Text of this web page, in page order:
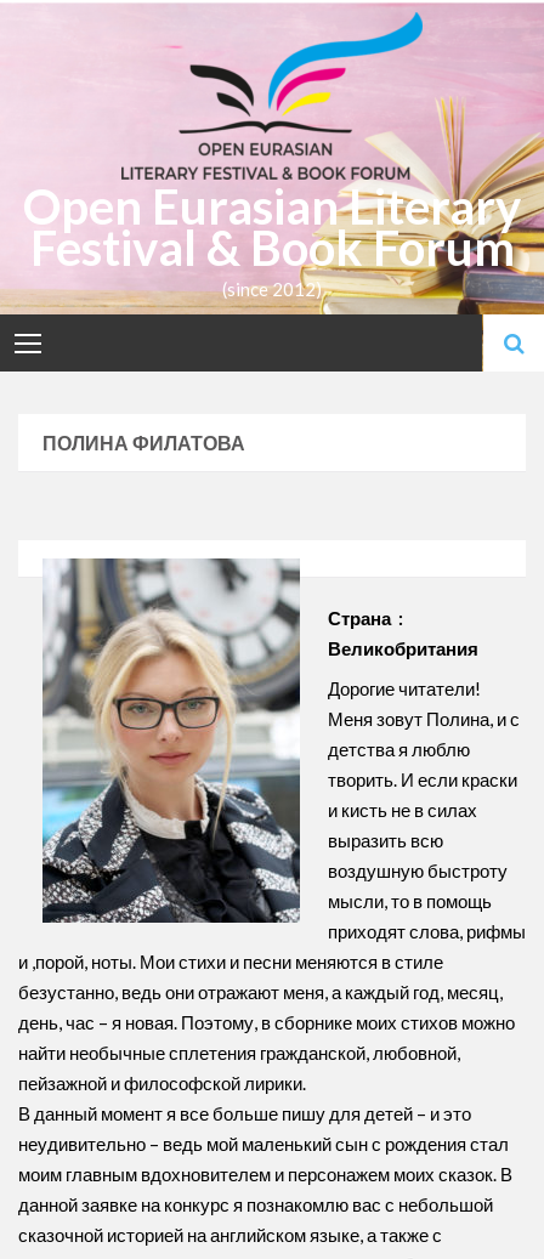
Open Eurasian Literary
Festival & Book Forum
(since 2012)
ПОЛИНА ФИЛАТОВА
Страна :
Великобритания
Дорогие читатели!
Меня зовут Полина, и с
детства я люблю
творить. И если краски
и кисть не в силах
выразить всю
воздушную быстроту
мысли, то в помощь
приходят слова, рифмы
и ,порой, ноты. Мои стихи и песни меняются в стиле
безустанно, ведь они отражают меня, а каждый год, месяц,
день, час – я новая. Поэтому, в сборнике моих стихов можно
найти необычные сплетения гражданской, любовной,
пейзажной и философской лирики.
В данный момент я все больше пишу для детей – и это
неудивительно – ведь мой маленький сын с рождения стал
моим главным вдохновителем и персонажем моих сказок. В
данной заявке на конкурс я познакомлю вас с небольшой
сказочной историей на английском языке, а также с